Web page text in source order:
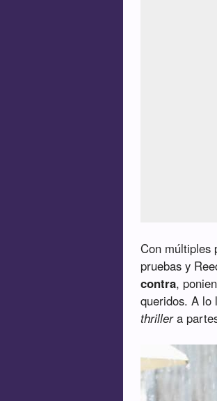
Con múltiples
pruebas y
contra,
queridos. A
thrillera